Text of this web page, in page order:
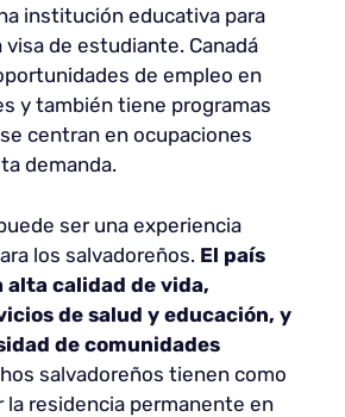
institución educativa para
de estudiante. Canadá
de empleo en
y también tiene programas
centran en ocupaciones
demanda.
ser una experiencia
los salvadoreños. El país
alta calidad de vida,
de salud y educación, y
de comunidades
salvadoreños tienen como
residencia permanente en